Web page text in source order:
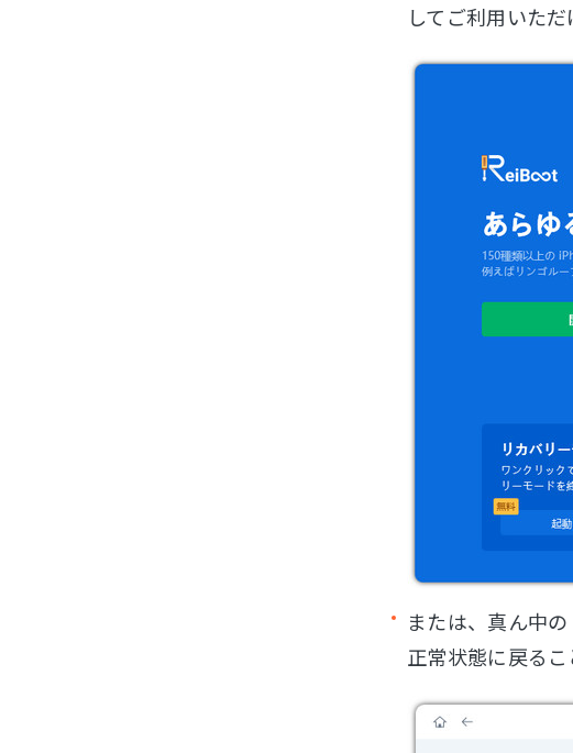
してご利用いただ
または、真ん中
正常状態に戻るこ